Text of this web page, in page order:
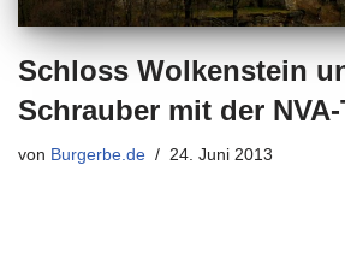
Schloss Wolkenstein
Schrauber mit der
von Burgerbe.de 24. Juni 2013